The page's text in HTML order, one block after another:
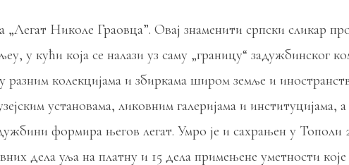
„Легат Николе Граовца”. Овај знаменити српски сликар
у кући која се налази уз саму „границу“ задужбинског
разним колекцијама и збиркама широм земље и
установама, ликовним галеријама и институцијама,
формира његов легат. Умро је и сахрањен у Тополи
дела уља на платну и 15 дела примењене уметности које